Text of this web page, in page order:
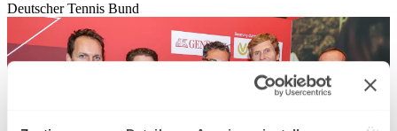
Deutscher Tennis Bund